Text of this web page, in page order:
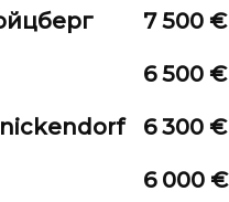
7 500 €
6 500 €
6 300 €
6 000 €